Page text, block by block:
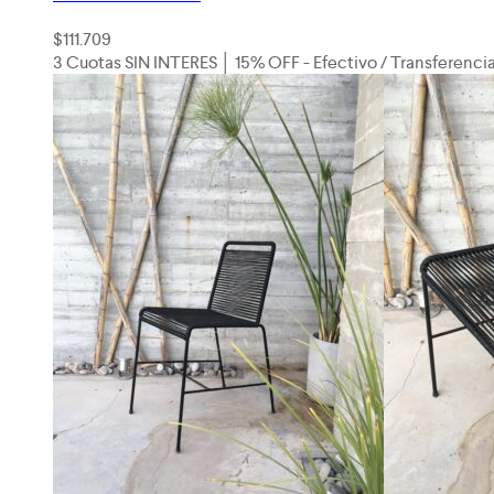
$111.709
3 Cuotas SIN INTERES │ 15% OFF - Efectivo /